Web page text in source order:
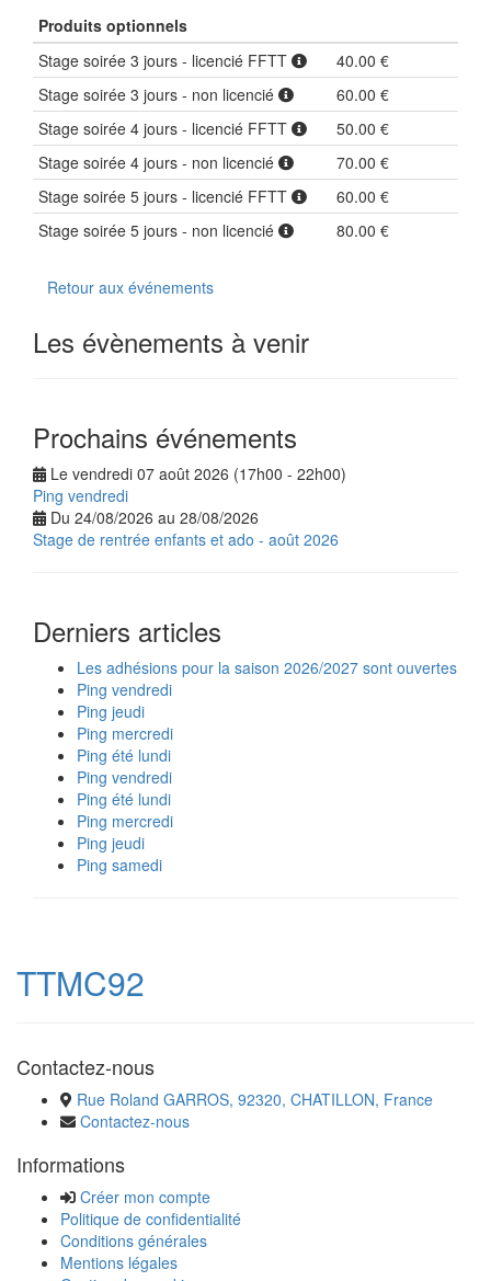
Produits optionnels
Stage soirée 3 jours - licencié FFTT
40.00 €
Stage soirée 3 jours - non licencié
60.00 €
Stage soirée 4 jours - licencié FFTT
50.00 €
Stage soirée 4 jours - non licencié
70.00 €
Stage soirée 5 jours - licencié FFTT
60.00 €
Stage soirée 5 jours - non licencié
80.00 €
Retour aux événements
Les évènements à venir
Prochains événements
Le vendredi 07 août 2026 (17h00 - 22h00)
Ping vendredi
Du 24/08/2026 au 28/08/2026
Stage de rentrée enfants et ado - août 2026
Derniers articles
Les adhésions pour la saison 2026/2027 sont ouvertes
Ping vendredi
Ping jeudi
Ping mercredi
Ping été lundi
Ping vendredi
Ping été lundi
Ping mercredi
Ping jeudi
Ping samedi
TTMC92
Contactez-nous
Rue Roland GARROS, 92320, CHATILLON, France
Contactez-nous
Informations
Créer mon compte
Politique de confidentialité
Conditions générales
Mentions légales